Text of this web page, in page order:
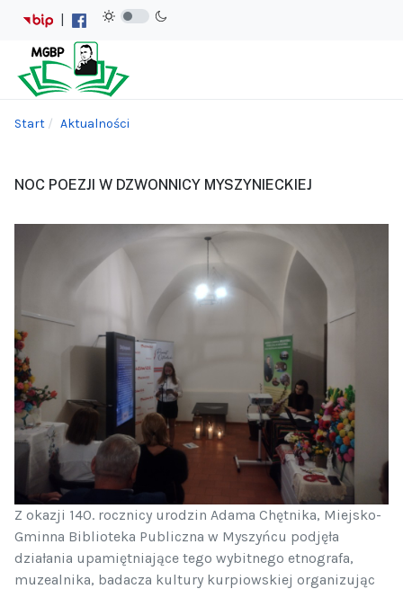
|
Start Aktualności
NOC POEZJI W DZWONNICY MYSZYNIECKIEJ
Z okazji 140. rocznicy urodzin Adama Chętnika, Miejsko-
Gminna Biblioteka Publiczna w Myszyńcu podjęła
działania upamiętniające tego wybitnego etnografa,
muzealnika, badacza kultury kurpiowskiej organizując